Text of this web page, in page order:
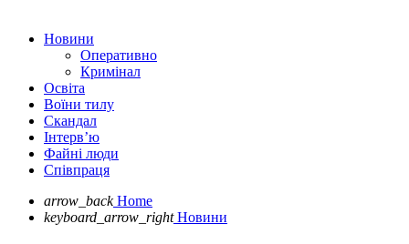
Новини
Оперативно
Кримінал
Освіта
Воїни тилу
Скандал
Інтерв’ю
Файні люди
Співпраця
arrow_back Home
keyboard_arrow_right Новини